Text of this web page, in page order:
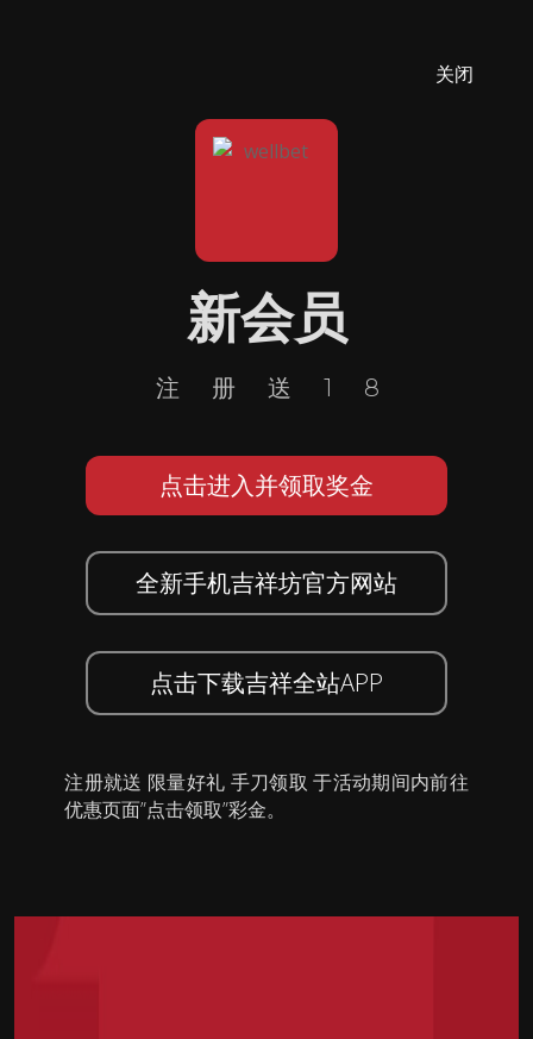
关闭
新会员
注册送18
点击进入并领取奖金
全新手机吉祥坊官方网站
点击下载吉祥全站APP
注册就送 限量好礼 手刀领取 于活动期间内前往
优惠页面”点击领取”彩金。